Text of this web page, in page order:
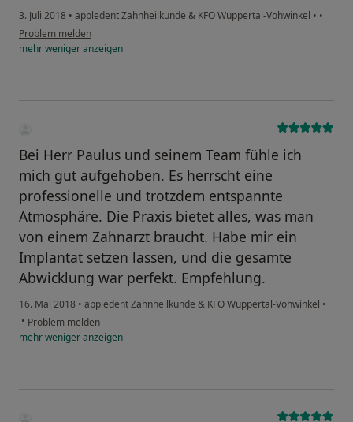
3. Juli 2018 • appledent Zahnheilkunde & KFO Wuppertal-Vohwinkel • •
Problem melden
mehrwenigeranzeigen
Bei Herr Paulus und seinem Team fühle ich
mich gut aufgehoben. Es herrscht eine
professionelle und trotzdem entspannte
Atmosphäre. Die Praxis bietet alles, was man
von einem Zahnarzt braucht. Habe mir ein
Implantat setzen lassen, und die gesamte
Abwicklung war perfekt. Empfehlung.
16. Mai 2018 • appledent Zahnheilkunde & KFO Wuppertal-Vohwinkel •
• Problem melden
mehrwenigeranzeigen